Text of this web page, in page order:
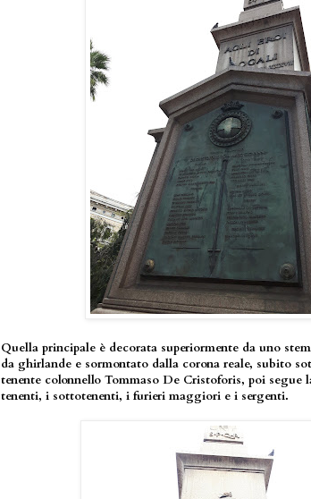
Quella principale è decorata superiormente da uno
da ghirlande e sormontato dalla corona reale, subito
tenente colonnello Tommaso De Cristoforis, poi segue
tenenti, i sottotenenti, i furieri maggiori e i sergenti.